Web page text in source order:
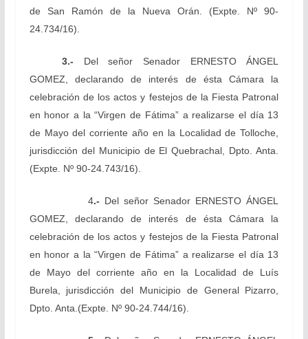
de San Ramón de la Nueva Orán. (Expte. Nº 90-
24.734/16).
3.- Del señor Senador ERNESTO ÁNGEL
GOMEZ, declarandode interés de ésta Cámara la
celebración de los actos y festejos de la Fiesta Patronal
en honor a la “Virgen de Fátima” a realizarse el día 13
de Mayo del corriente año en la Localidad de Tolloche,
jurisdicción del Municipio de El Quebrachal, Dpto. Anta.
(Expte. Nº 90-24.743/16).
4.- Del señor Senador ERNESTO ÁNGEL
GOMEZ, declarandode interés de ésta Cámara la
celebración de los actos y festejos de la Fiesta Patronal
en honor a la “Virgen de Fátima” a realizarse el día 13
de Mayo del corriente año en la Localidad de Luís
Burela, jurisdicción del Municipio de General Pizarro,
Dpto. Anta.(Expte. Nº 90-24.744/16).